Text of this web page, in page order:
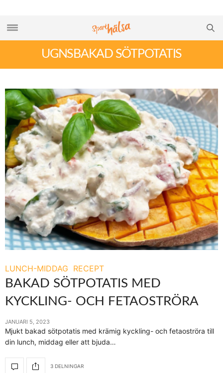
UGNSBAKAD SÖTPOTATIS
LUNCH-MIDDAG RECEPT
BAKAD SÖTPOTATIS MED
KYCKLING- OCH FETAOSTRÖRA
JANUARI 5, 2023
Mjukt bakad sötpotatis med krämig kyckling- och fetaoströra till
din lunch, middag eller att bjuda…
3 DELNINGAR